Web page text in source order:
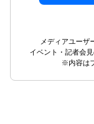
メディアユーザ
イベント・記者会
※内容は